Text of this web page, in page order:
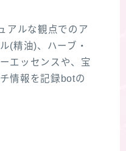
アルな観点でのア
(精油)、ハーブ・
エッセンスや、宝
情報を記録botの